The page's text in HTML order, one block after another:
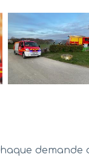
demande